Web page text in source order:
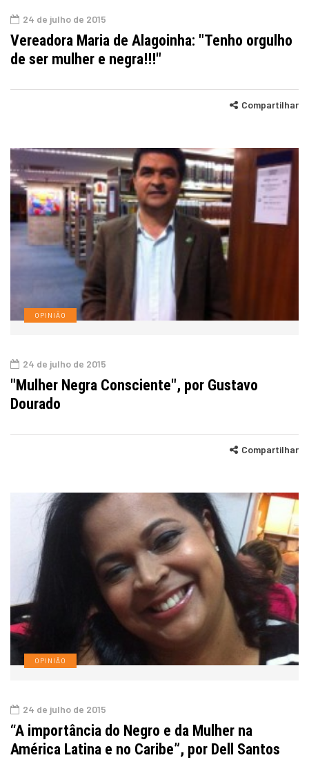
24 de julho de 2015
Vereadora Maria de Alagoinha: "Tenho orgulho
de ser mulher e negra!!!"
Compartilhar
OPINIÃO
24 de julho de 2015
"Mulher Negra Consciente", por Gustavo
Dourado
Compartilhar
OPINIÃO
24 de julho de 2015
“A importância do Negro e da Mulher na
América Latina e no Caribe”, por Dell Santos